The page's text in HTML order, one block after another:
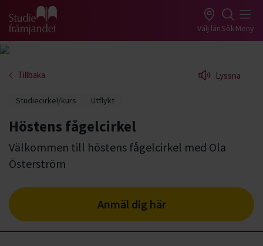
Gå till studiefrämjandets startsida Välj länSökMeny
Tillbaka Lyssna
Studiecirkel/kurs Utflykt
Höstens fågelcirkel
Välkommen till höstens fågelcirkel med Ola
Österström
Anmäl dig här